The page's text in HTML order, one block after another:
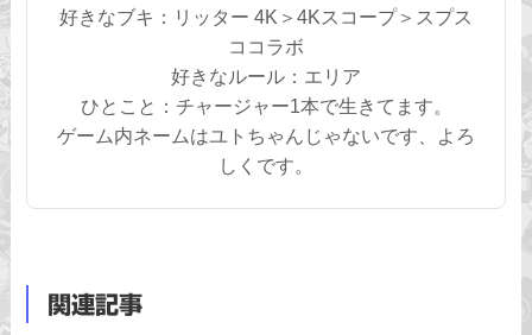
好きなブキ：リッター 4K＞4Kスコープ＞スプス
ココラボ
好きなルール：エリア
ひとこと：チャージャー1本で生きてます。
ゲーム内ネームはユトちゃんじゃないです、よろ
しくです。
関連記事